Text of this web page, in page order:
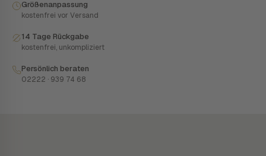
Größenanpassung
kostenfrei vor Versand
14 Tage Rückgabe
kostenfrei, unkompliziert
Persönlich beraten
02222 · 939 74 68